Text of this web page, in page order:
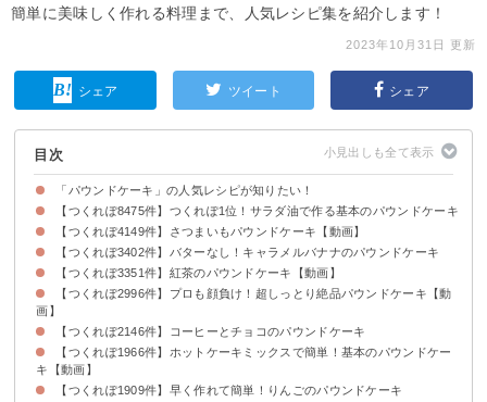
簡単に美味しく作れる料理まで、人気レシピ集を紹介します！
2023年10月31日 更新
シェア ツイート シェア
目次
「パウンドケーキ」の人気レシピが知りたい！
【つくれぽ8475件】つくれぽ1位！サラダ油で作る基本のパウンドケーキ
【つくれぽ4149件】さつまいもパウンドケーキ【動画】
【つくれぽ3402件】バターなし！キャラメルバナナのパウンドケーキ
【つくれぽ3351件】紅茶のパウンドケーキ【動画】
【つくれぽ2996件】プロも顔負け！超しっとり絶品パウンドケーキ【動
画】
【つくれぽ2146件】コーヒーとチョコのパウンドケーキ
【つくれぽ1966件】ホットケーキミックスで簡単！基本のパウンドケー
キ【動画】
【つくれぽ1909件】早く作れて簡単！りんごのパウンドケーキ